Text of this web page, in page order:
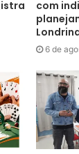
da Saúde
grande
A e B
os
tosse, dor no
com
6 de